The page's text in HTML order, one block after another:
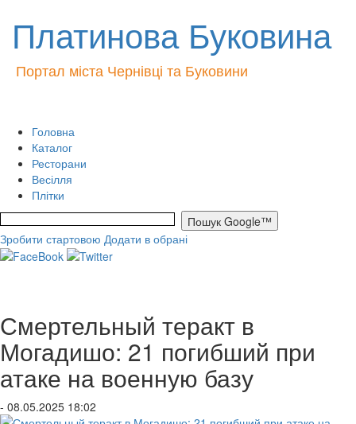
Платинова Буковина
Портал міста Чернівці та Буковини
Головна
Каталог
Ресторани
Весілля
Плітки
Зробити стартовою Додати в обрані
Смертельный теракт в
Могадишо: 21 погибший при
атаке на военную базу
- 08.05.2025 18:02